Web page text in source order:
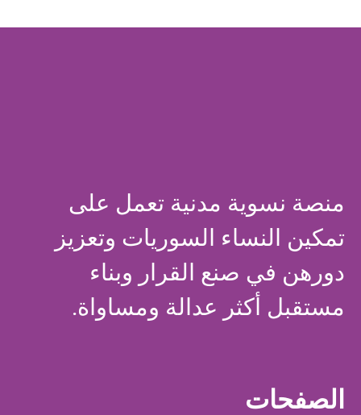
منصة نسوية مدنية تعمل على
تمكين النساء السوريات وتعزيز
دورهن في صنع القرار وبناء
مستقبل أكثر عدالة ومساواة.
الصفحات